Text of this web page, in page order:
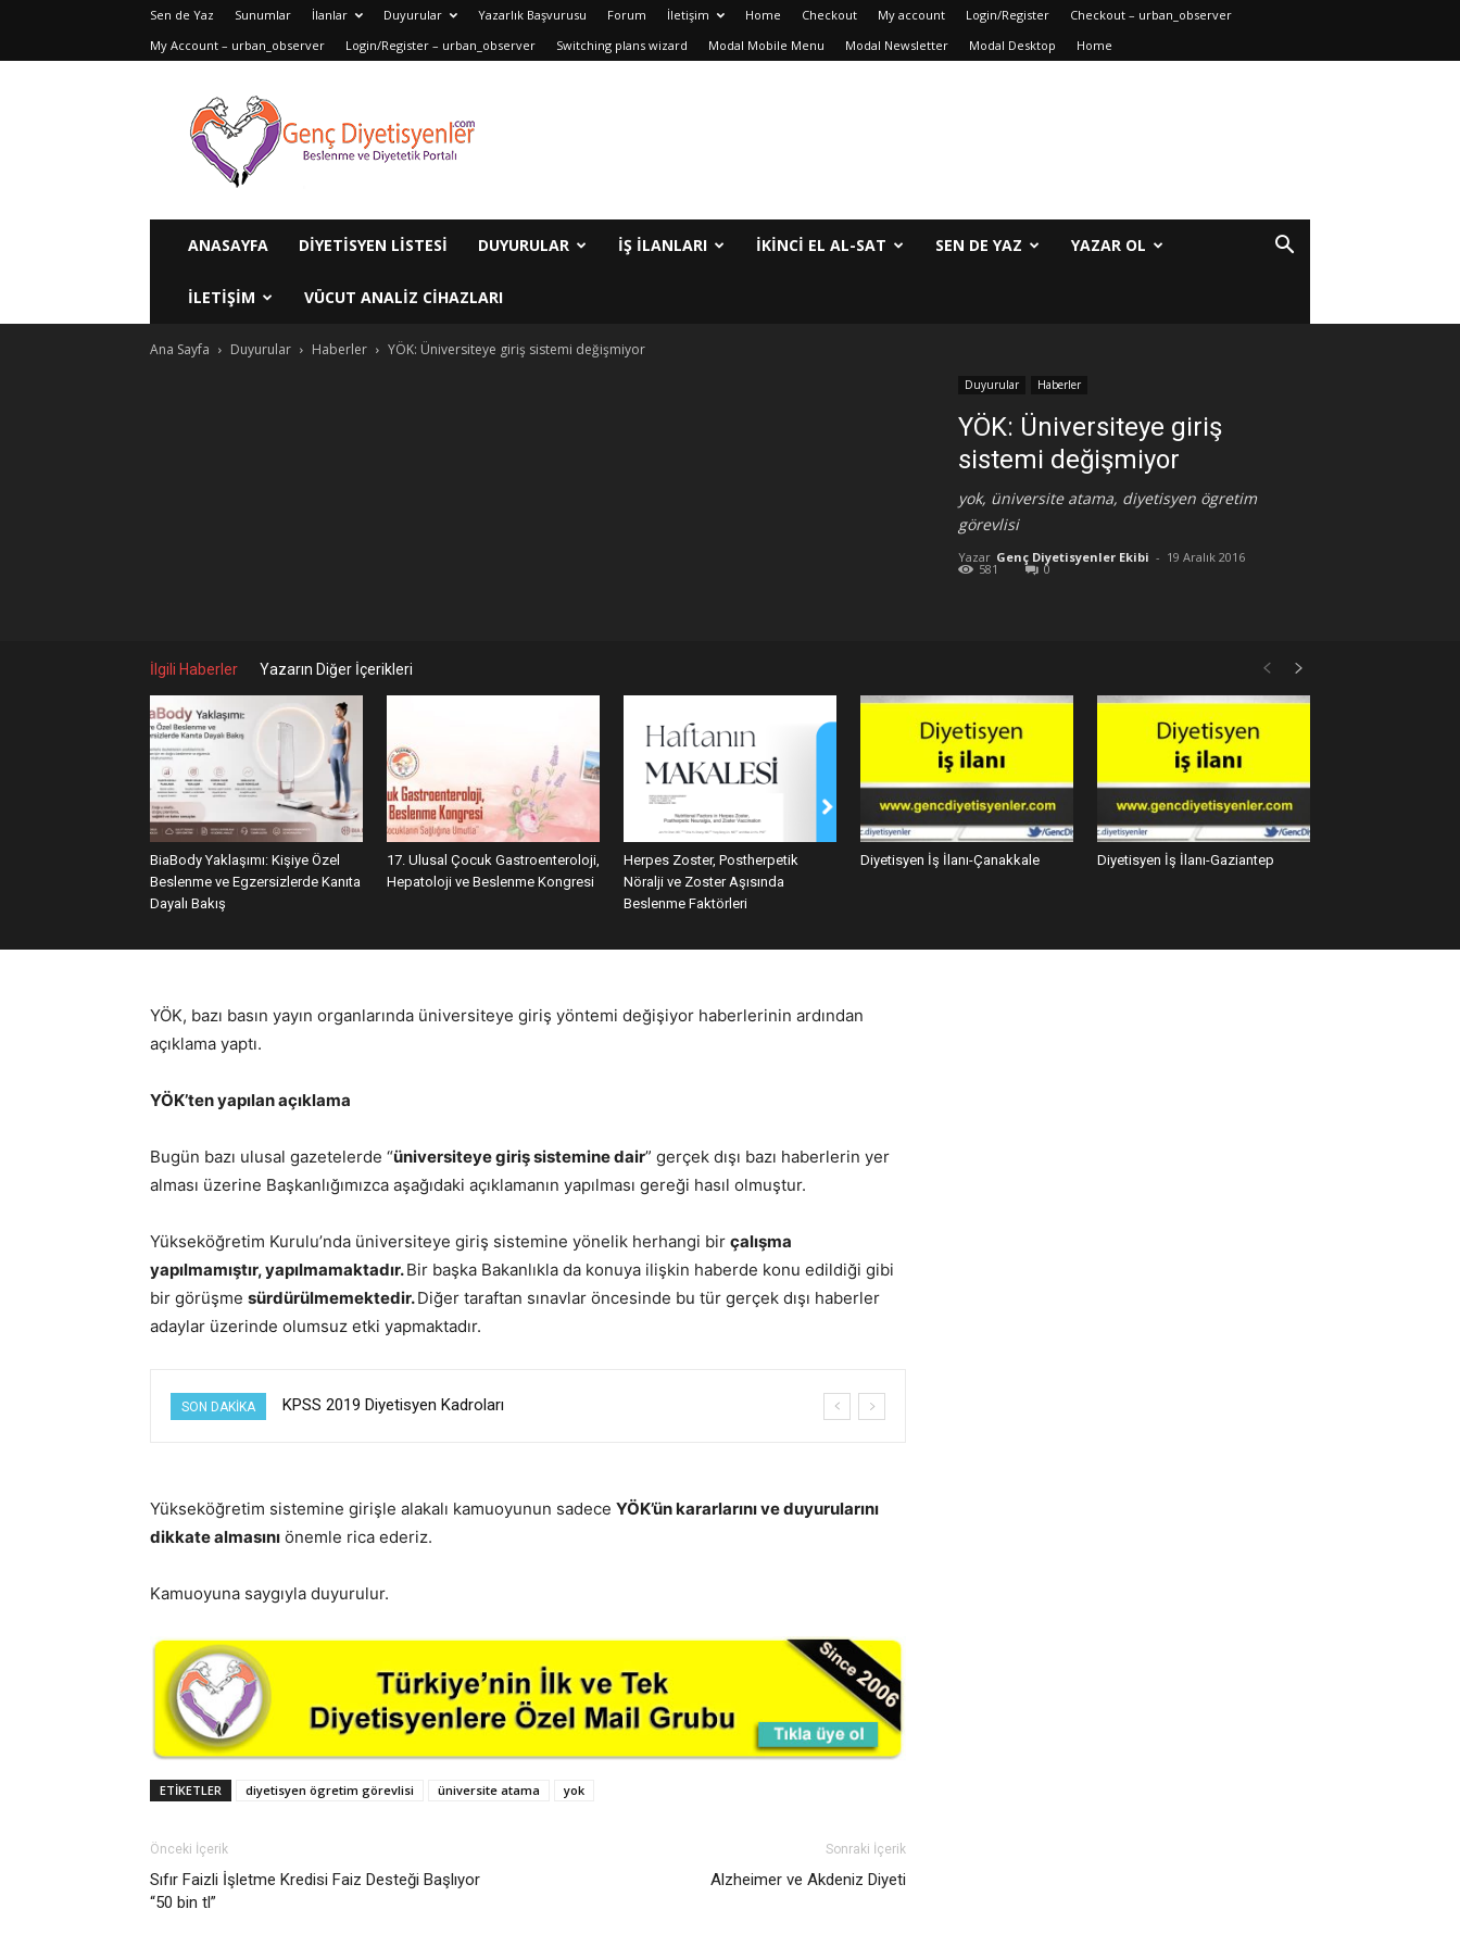
Sen de Yaz Sunumlar İlanlar Duyurular Yazarlık Başvurusu Forum İletişim Home Checkout My account Login/Register
Checkout – urban_observer
My Account – urban_observer
Login/Register – urban_observer Switching plans wizard Modal Mobile Menu Modal Newsletter Modal Desktop Home
Genç
Diyetisyenler
ANASAYFA DIYETISYEN LISTESI DUYURULAR İŞ İLANLARI IKINCI EL AL-SAT SEN DE YAZ YAZAR OL
ILETIŞIM VÜCUT ANALIZ CIHAZLARI
Ana Sayfa Duyurular Haberler YÖK: Üniversiteye giriş sistemi değişmiyor
Duyurular Haberler
YÖK: Üniversiteye giriş
sistemi değişmiyor
yok, üniversite atama, diyetisyen ögretim
görevlisi
Yazar Genç Diyetisyenler Ekibi - 19 Aralık 2016
581 0
İlgili Haberler Yazarın Diğer İçerikleri
BiaBody Yaklaşımı: Kişiye Özel
Beslenme ve Egzersizlerde Kanıta
Dayalı Bakış
17. Ulusal Çocuk Gastroenteroloji,
Hepatoloji ve Beslenme Kongresi
Herpes Zoster, Postherpetik
Nöralji ve Zoster Aşısında
Beslenme Faktörleri
Diyetisyen İş İlanı-Çanakkale Diyetisyen İş İlanı-Gaziantep
YÖK, bazı basın yayın organlarında üniversiteye giriş yöntemi değişiyor haberlerinin ardından
açıklama yaptı.
YÖK’ten yapılan açıklama
Bugün bazı ulusal gazetelerde “üniversiteye giriş sistemine dair” gerçek dışı bazı haberlerin yer
alması üzerine Başkanlığımızca aşağıdaki açıklamanın yapılması gereği hasıl olmuştur.
Yükseköğretim Kurulu’nda üniversiteye giriş sistemine yönelik herhangi bir çalışma
yapılmamıştır, yapılmamaktadır.Bir başka Bakanlıkla da konuya ilişkin haberde konu edildiği gibi
bir görüşme sürdürülmemektedir.Diğer taraftan sınavlar öncesinde bu tür gerçek dışı haberler
adaylar üzerinde olumsuz etki yapmaktadır.
SON DAKIKA KPSS 2019 Diyetisyen Kadroları
Yükseköğretim sistemine girişle alakalı kamuoyunun sadece YÖK’ün kararlarını ve duyurularını
dikkate almasını önemle rica ederiz.
Kamuoyuna saygıyla duyurulur.
ETIKETLER diyetisyen ögretim görevlisi üniversite atama yok
Önceki İçerik
Sıfır Faizli İşletme Kredisi Faiz Desteği Başlıyor
“50 bin tl”
Sonraki İçerik
Alzheimer ve Akdeniz Diyeti